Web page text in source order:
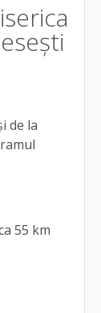
de la
55 km